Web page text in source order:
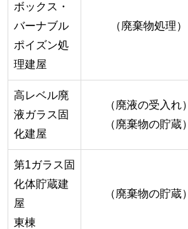
ボックス・
バーナブル
ポイズン処
理建屋
（廃棄物処理）
高レベル廃
液ガラス固
化建屋
（廃液の受入れ）
（廃棄物の貯蔵）
第1ガラス固
化体貯蔵建
屋
東棟
（廃棄物の貯蔵）